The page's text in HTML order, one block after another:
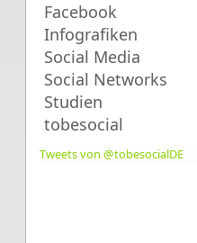
Facebook
Infografiken
Social Media
Social Networks
Studien
tobesocial
Tweets von @tobesocialDE